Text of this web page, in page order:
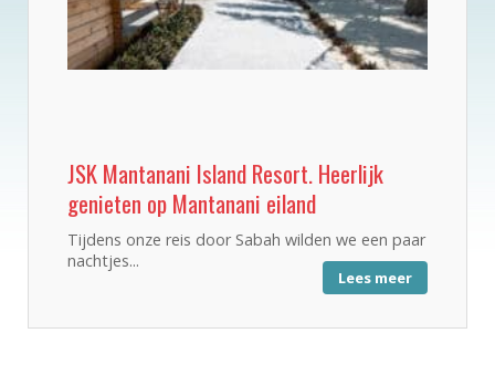
JSK Mantanani Island Resort. Heerlijk
genieten op Mantanani eiland
Tijdens onze reis door Sabah wilden we een paar
nachtjes...
Lees meer